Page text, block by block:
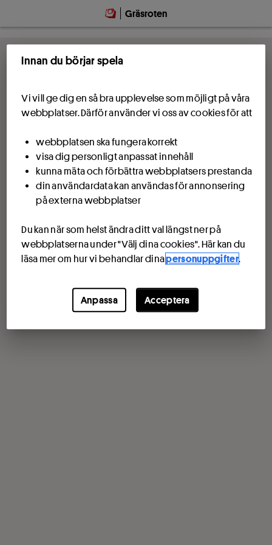
Gräsroten
Innan du börjar spela
Vi vill ge dig en så bra upplevelse som möjligt på våra
webbplatser. Därför använder vi oss av cookies för att
webbplatsen ska fungera korrekt
visa dig personligt anpassat innehåll
kunna mäta och förbättra webbplatsers prestanda
din användardata kan användas för annonsering
på externa webbplatser
Du kan när som helst ändra ditt val längst ner på
webbplatserna under "Välj dina cookies". Här kan du
läsa mer om hur vi behandlar dinapersonuppgifter.
Anpassa Acceptera